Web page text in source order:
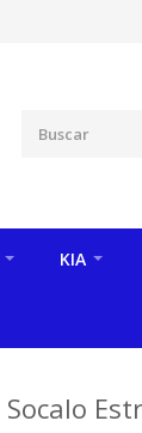
KIA
Socalo